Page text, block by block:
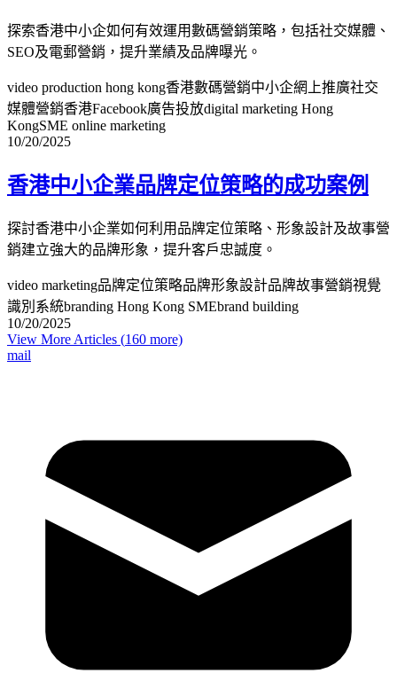
探索香港中小企如何有效運用數碼營銷策略，包括社交媒體、
SEO及電郵營銷，提升業績及品牌曝光。
video production hong kong香港數碼營銷中小企網上推廣社交
媒體營銷香港Facebook廣告投放digital marketing Hong
KongSME online marketing
10/20/2025
香港中小企業品牌定位策略的成功案例
探討香港中小企業如何利用品牌定位策略、形象設計及故事營
銷建立強大的品牌形象，提升客戶忠誠度。
video marketing品牌定位策略品牌形象設計品牌故事營銷視覺
識別系統branding Hong Kong SMEbrand building
10/20/2025
View More Articles (160 more)
mail